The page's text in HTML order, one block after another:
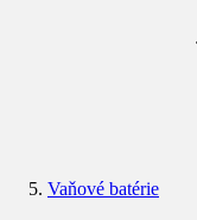
Vaňové batérie